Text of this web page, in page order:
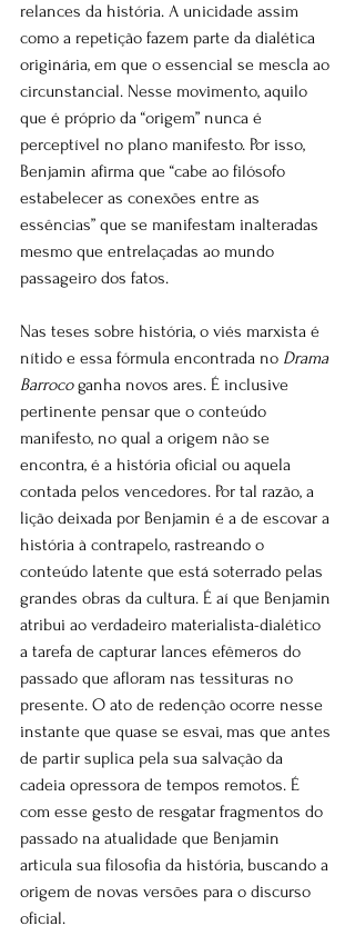
relances da história. A unicidade assim
como a repetição fazem parte da dialética
originária, em que o essencial se mescla ao
circunstancial. Nesse movimento, aquilo
que é próprio da “origem” nunca é
perceptível no plano manifesto. Por isso,
Benjamin afirma que “cabe ao filósofo
estabelecer as conexões entre as
essências” que se manifestam inalteradas
mesmo que entrelaçadas ao mundo
passageiro dos fatos.
Nas teses sobre história, o viés marxista é
nítido e essa fórmula encontrada no Drama
Barroco ganha novos ares. É inclusive
pertinente pensar que o conteúdo
manifesto, no qual a origem não se
encontra, é a história oficial ou aquela
contada pelos vencedores. Por tal razão, a
lição deixada por Benjamin é a de escovar a
história à contrapelo, rastreando o
conteúdo latente que está soterrado pelas
grandes obras da cultura. É aí que Benjamin
atribui ao verdadeiro materialista-dialético
a tarefa de capturar lances efêmeros do
passado que afloram nas tessituras no
presente. O ato de redenção ocorre nesse
instante que quase se esvai, mas que antes
de partir suplica pela sua salvação da
cadeia opressora de tempos remotos. É
com esse gesto de resgatar fragmentos do
passado na atualidade que Benjamin
articula sua filosofia da história, buscando a
origem de novas versões para o discurso
oficial.